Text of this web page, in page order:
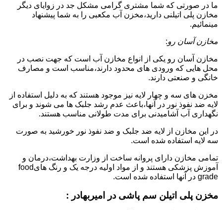
ما در صورتی که شما مشتری گرامی مشکل جد در زوایای دیگر
مخازن پلی اتیلنی دارید،مخزن آب مکعبی را به شما پیشنهاد
مینمائیم.
مخازن آسان رو:
مخازن آسان رو یکی از انواع مخازن آب است که جهت نصب در
محل هایی که ورودی های محدود دارند،مناسب است و مصارف
خانگی و صنعتی دارند.
مخزن های سه و چهار لایه نیز موجود هستند که به دلیل استفاده از
لایه ضد نفوذ نور در آنها،باعث عدم رشد جلبک ها می شوند و برای
نگهداری آب آشامیدنی برای مدت طولانی مناسب هستند.
در این مخازن از لایه ضد جلبک و ضد نفوذ نور خورشید به صورت
سه لایه استفاده شده است.
تمامی مخازن دارای پروانه ساخت از وزارت بهداشت،درمان و
آموزش پزشکی هستند و از مواد اولیه درجه یک و رنگ هایfood
grade در آنها استفاده شده است.
مخزن پلی اتیلن سم پاشی در امیربهادر :